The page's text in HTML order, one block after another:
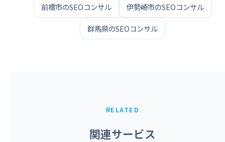
前橋市のSEOコンサル 伊勢崎市のSEOコンサル
群馬県のSEOコンサル
RELATED
関連サービス